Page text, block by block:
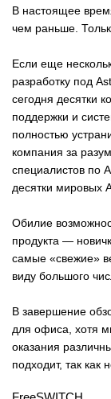
В настоящее
чем раньше.
Если еще
разработку под
сегодня десятки
поддержки и
полностью
компания за
специалистов по
десятки мировых
Обилие
продукта —
самые «свежие»
виду большого
В завершение
для офиса, хотя
оказания
подходит, так как